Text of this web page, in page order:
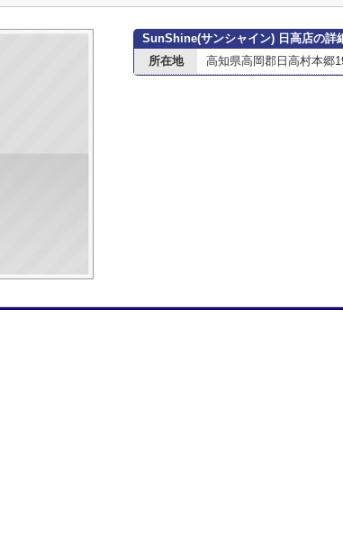
SunShine(サンシャイン) 日高店の詳
所在地
高知県高岡郡日高村本郷